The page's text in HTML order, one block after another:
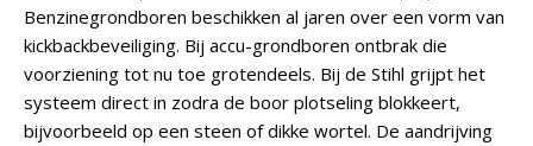
Benzinegrondboren beschikken al jaren over een vorm van
kickbackbeveiliging. Bij accu-grondboren ontbrak die
voorziening tot nu toe grotendeels. Bij de Stihl grijpt het
systeem direct in zodra de boor plotseling blokkeert,
bijvoorbeeld op een steen of dikke wortel. De aandrijving